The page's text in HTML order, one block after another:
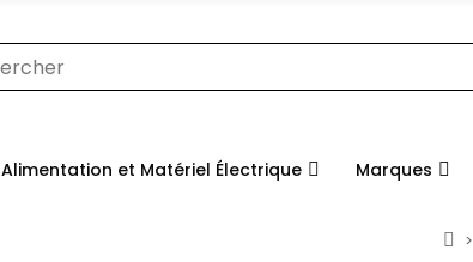
Alimentation et Matériel Électrique Marques